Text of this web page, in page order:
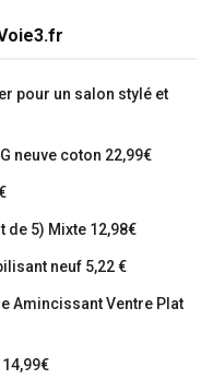
pour un salon stylé et
neuve coton 22,99€
de 5) Mixte 12,98€
neuf 5,22 €
Amincissant Ventre Plat